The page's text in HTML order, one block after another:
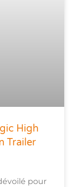
High
Trailer
pour